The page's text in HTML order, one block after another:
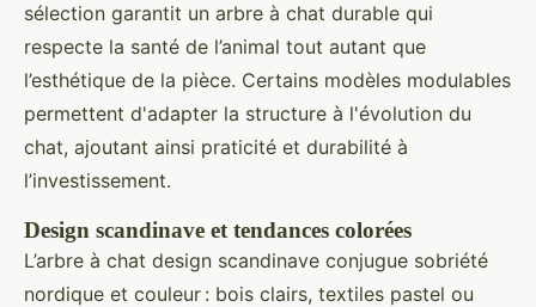
sélection garantit un arbre à chat durable qui
respecte la santé de l’animal tout autant que
l’esthétique de la pièce. Certains modèles modulables
permettent d'adapter la structure à l'évolution du
chat, ajoutant ainsi praticité et durabilité à
l’investissement.
Design scandinave et tendances colorées
L’arbre à chat design scandinave conjugue sobriété
nordique et couleur : bois clairs, textiles pastel ou